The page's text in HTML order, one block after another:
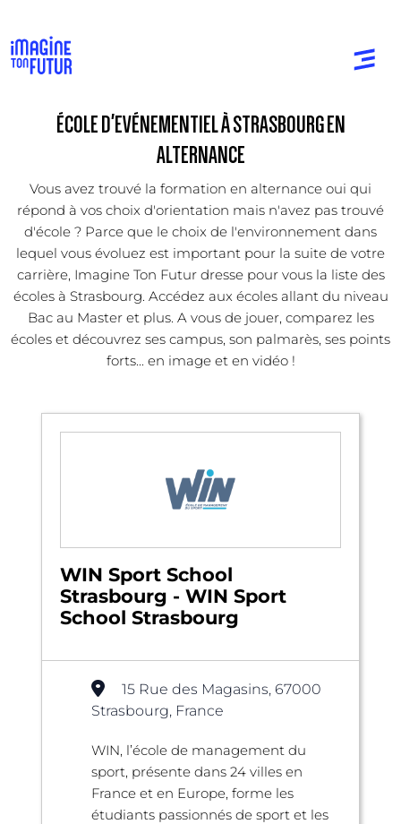
ÉCOLE D'EVÉNEMENTIEL À STRASBOURG EN
ALTERNANCE
Vous avez trouvé la formation en alternance oui qui
répond à vos choix d'orientation mais n'avez pas trouvé
d'école ? Parce que le choix de l'environnement dans
lequel vous évoluez est important pour la suite de votre
carrière, Imagine Ton Futur dresse pour vous la liste des
écoles à Strasbourg. Accédez aux écoles allant du niveau
Bac au Master et plus. A vous de jouer, comparez les
écoles et découvrez ses campus, son palmarès, ses points
forts... en image et en vidéo !
WIN Sport School
Strasbourg - WIN Sport
School Strasbourg
15 Rue des Magasins, 67000
Strasbourg, France
WIN, l’école de management du
sport, présente dans 24 villes en
France et en Europe, forme les
étudiants passionnés de sport et les